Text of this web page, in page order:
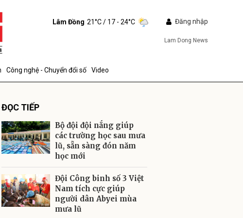
Lâm Đồng 21°C/ 17 - 24°C Đăng nhập
Lam Dong News
Công nghệ - Chuyển đổi số Video
ĐỌC TIẾP
Bộ đội đội nắng giúp
các trường học sau mưa
lũ, sẵn sàng đón năm
học mới
Đội Công binh số 3 Việt
Nam tích cực giúp
người dân Abyei mùa
mưa lũ